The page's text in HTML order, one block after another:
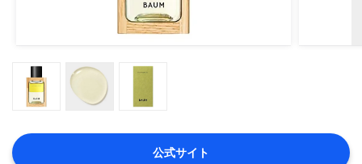
公式サイト